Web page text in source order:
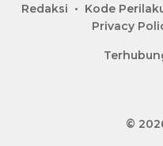
Redaksi Kode
Privacy
©